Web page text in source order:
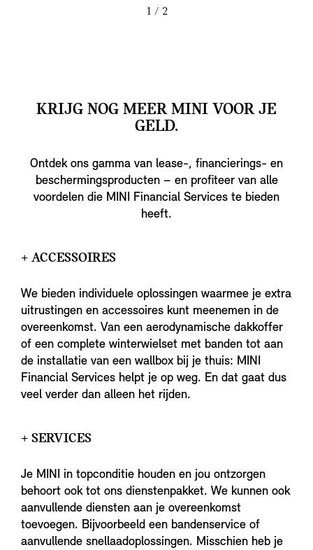
1 / 2
KRIJG NOG MEER MINI VOOR JE
GELD.
Ontdek ons gamma van lease-, financierings- en
beschermingsproducten – en profiteer van alle
voordelen die MINI Financial Services te bieden
heeft.
+ ACCESSOIRES
We bieden individuele oplossingen waarmee je extra
uitrustingen en accessoires kunt meenemen in de
overeenkomst. Van een aerodynamische dakkoffer
of een complete winterwielset met banden tot aan
de installatie van een wallbox bij je thuis: MINI
Financial Services helpt je op weg. En dat gaat dus
veel verder dan alleen het rijden.
+ SERVICES
Je MINI in topconditie houden en jou ontzorgen
behoort ook tot ons dienstenpakket. We kunnen ook
aanvullende diensten aan je overeenkomst
toevoegen. Bijvoorbeeld een bandenservice of
aanvullende snellaadoplossingen. Misschien heb je